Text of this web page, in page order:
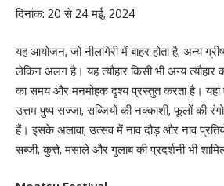
दिनांक: 20 से 24 मई, 2024
यह आयोजन, जो नीलगिरी में बाहर होता है, अन्य
लेकिन अलग है। यह त्यौहार किसी भी अन्य
का समय और मनमोहक दृश्य प्रस्तुत करता है। यहां
उत्तम पुष्प सज्जा, सब्जियों की नक्काशी, फूलों की
हैं। इसके अलावा, उत्सव में नाव दौड़ और नाव
सब्जी, कुत्ते, मसाले और गुलाब की प्रदर्शनी भी